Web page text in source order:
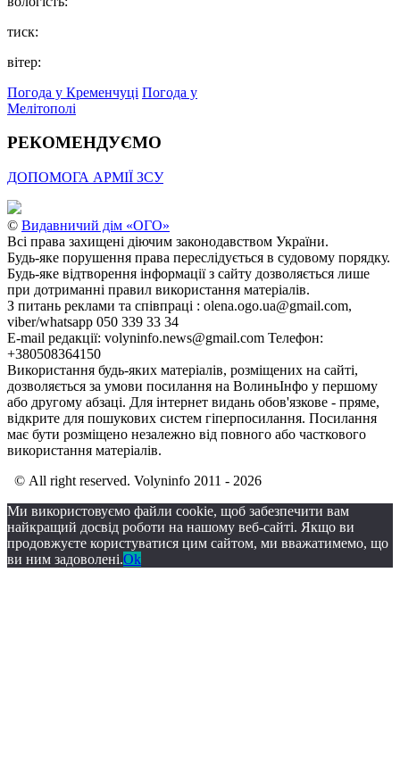
тиск:
вітер:
Погода у Кременчуці Погода у
Мелітополі
РЕКОМЕНДУЄМО
ДОПОМОГА АРМІЇ ЗСУ
© Видавничий дім «ОГО»
Всі права захищені діючим законодавством України.
Будь-яке порушення права переслідується в судовому порядку.
Будь-яке відтворення інформації з сайту дозволяється лише
при дотриманні правил використання матеріалів.
З питань реклами та співпраці : olena.ogo.ua@gmail.com,
viber/whatsapp 050 339 33 34
E-mail редакції: volyninfo.news@gmail.com Телефон:
+380508364150
Використання будь-яких матеріалів, розміщених на сайті,
дозволяється за умови посилання на ВолиньІнфо у першому
або другому абзаці. Для інтернет видань обов'язкове - пряме,
відкрите для пошукових систем гіперпосилання. Посилання
має бути розміщено незалежно від повного або часткового
використання матеріалів.
© All right reserved. Volyninfo 2011 - 2026
Ми використовуємо файли cookie, щоб забезпечити вам
найкращий досвід роботи на нашому веб-сайті. Якщо ви
продовжуєте користуватися цим сайтом, ми вважатимемо, що
ви ним задоволені.Ok